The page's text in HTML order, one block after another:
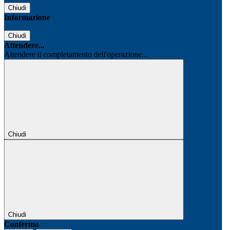
Chiudi
Informazione
Chiudi
Attendere...
Attendere il completamento dell'operazione...
Chiudi
Chiudi
Conferma